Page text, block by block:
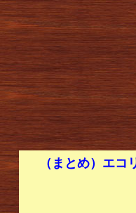
（まとめ）エ